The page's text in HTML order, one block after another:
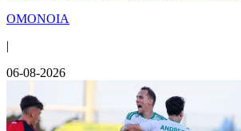
ΟΜΟΝΟΙΑ
|
06-08-2026